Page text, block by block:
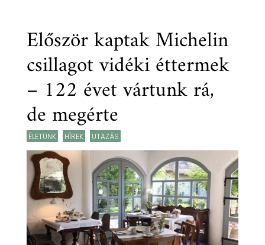
Először kaptak Michelin
csillagot vidéki éttermek
– 122 évet vártunk rá,
de megérte
ÉLETÜNK HÍREK UTAZÁS